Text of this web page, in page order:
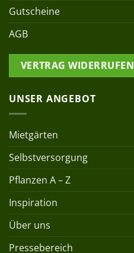
Gutscheine
AGB
VERTRAG WIDERRUFEN
UNSER ANGEBOT
Mietgärten
Selbstversorgung
Pflanzen A – Z
Inspiration
Über uns
Pressebereich